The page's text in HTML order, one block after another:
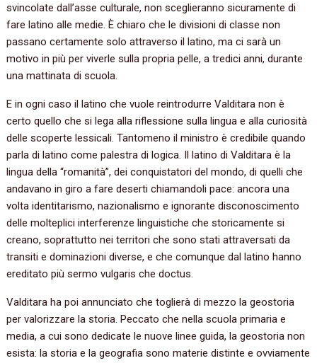
svincolate dall’asse culturale, non sceglieranno sicuramente di
fare latino alle medie. È chiaro che le divisioni di classe non
passano certamente solo attraverso il latino, ma ci sarà un
motivo in più per viverle sulla propria pelle, a tredici anni, durante
una mattinata di scuola.
E in ogni caso il latino che vuole reintrodurre Valditara non è
certo quello che si lega alla riflessione sulla lingua e alla curiosità
delle scoperte lessicali. Tantomeno il ministro è credibile quando
parla di latino come palestra di logica. Il latino di Valditara è la
lingua della “romanità”, dei conquistatori del mondo, di quelli che
andavano in giro a fare deserti chiamandoli pace: ancora una
volta identitarismo, nazionalismo e ignorante disconoscimento
delle molteplici interferenze linguistiche che storicamente si
creano, soprattutto nei territori che sono stati attraversati da
transiti e dominazioni diverse, e che comunque dal latino hanno
ereditato più sermo vulgaris che doctus.
Valditara ha poi annunciato che toglierà di mezzo la geostoria
per valorizzare la storia. Peccato che nella scuola primaria e
media, a cui sono dedicate le nuove linee guida, la geostoria non
esista: la storia e la geografia sono materie distinte e ovviamente